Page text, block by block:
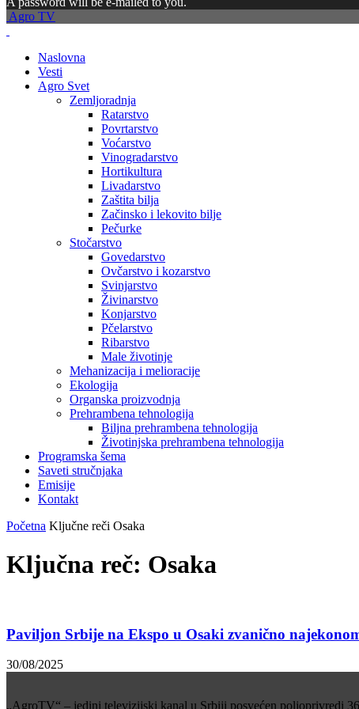
Agro TV
Naslovna
Vesti
Agro Svet
Zemljoradnja
Ratarstvo
Povrtarstvo
Voćarstvo
Vinogradarstvo
Hortikultura
Livadarstvo
Zaštita bilja
Začinsko i lekovito bilje
Pečurke
Stočarstvo
Govedarstvo
Ovčarstvo i kozarstvo
Svinjarstvo
Živinarstvo
Konjarstvo
Pčelarstvo
Ribarstvo
Male životinje
Mehanizacija i melioracije
Ekologija
Organska proizvodnja
Prehrambena tehnologija
Biljna prehrambena tehnologija
Životinjska prehrambena tehnologija
Programska šema
Saveti stručnjaka
Emisije
Kontakt
Početna Ključne reči Osaka
Ključna reč: Osaka
Paviljon Srbije na Ekspo u Osaki zvanično
30/08/2025
„AgroTV“ – jedini televizijski kanal u Srbiji posvećen poljoprivredi